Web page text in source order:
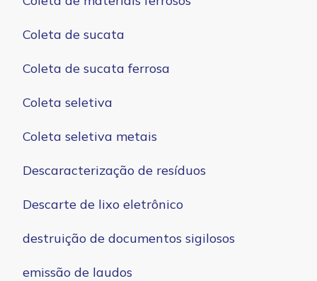
Coleta de sucata
Coleta de sucata ferrosa
Coleta seletiva
Coleta seletiva metais
Descaracterização de resíduos
Descarte de lixo eletrônico
destruição de documentos sigilosos
emissão de laudos